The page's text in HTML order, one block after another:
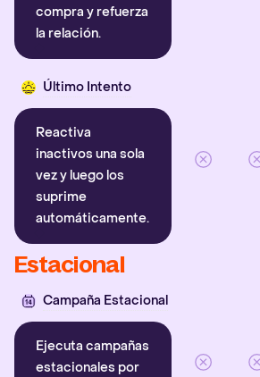
compra y refuerza
la relación.
Último Intento
Reactiva
inactivos una sola
vez y luego los
suprime
automáticamente.
Estacional
Campaña Estacional
Ejecuta campañas
estacionales por